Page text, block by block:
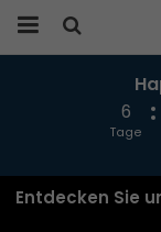
Das
6
Tage
Entdecken Sie